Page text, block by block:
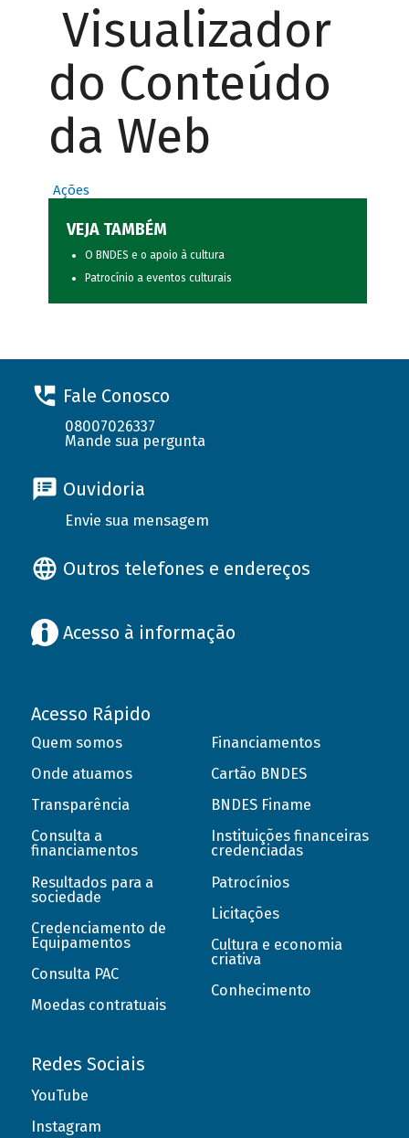
Visualizador
do Conteúdo
da Web
Ações
VEJA TAMBÉM
O BNDES e o apoio à cultura
Patrocínio a eventos culturais
Fale Conosco
08007026337
Mande sua pergunta
Ouvidoria
Envie sua mensagem
Outros telefones e endereços
Acesso à informação
Acesso Rápido
Quem somos
Onde atuamos
Transparência
Consulta a
financiamentos
Resultados para a
sociedade
Credenciamento de
Equipamentos
Consulta PAC
Moedas contratuais
Financiamentos
Cartão BNDES
BNDES Finame
Instituições financeiras
credenciadas
Patrocínios
Licitações
Cultura e economia
criativa
Conhecimento
Redes Sociais
YouTube
Instagram